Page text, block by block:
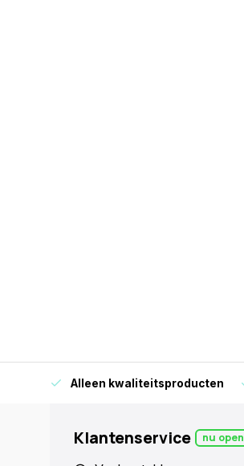
Alleen kwaliteitsproducten
Klantenservice nu open